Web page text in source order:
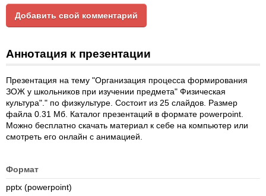
Добавить свой комментарий
Аннотация к презентации
Презентация на тему "Организация процесса формирования
ЗОЖ у школьников при изучении предмета" Физическая
культура"." по физкультуре. Состоит из 25 слайдов. Размер
файла 0.31 Мб. Каталог презентаций в формате powerpoint.
Можно бесплатно скачать материал к себе на компьютер или
смотреть его онлайн с анимацией.
Формат
pptx (powerpoint)